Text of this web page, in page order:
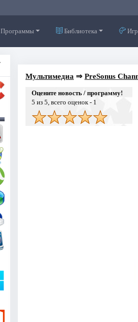
Программы Библиотека
Мультимедиа ⇒ PreSonus
Оцените новость / программу!
5 из 5, всего оценок - 1